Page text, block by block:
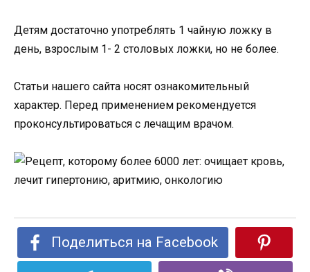
Детям достаточно употреблять 1 чайную ложку в
день, взрослым 1- 2 столовых ложки, но не более.
Статьи нашего сайта носят ознакомительный
характер. Перед применением рекомендуется
проконсультироваться с лечащим врачом.
Поделиться на Facebook